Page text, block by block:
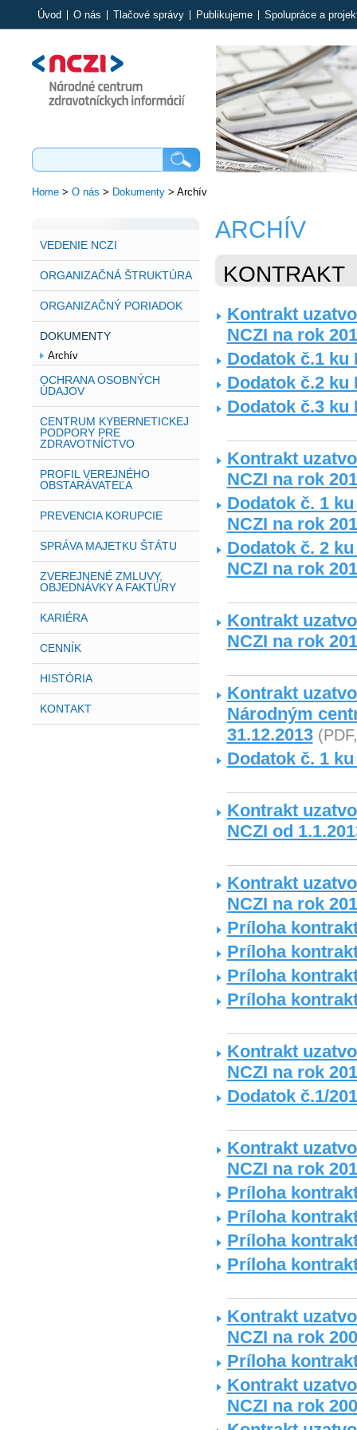
Úvod O nás Tlačové správy Publikujeme Spolupráce a
Home> O nás > Dokumenty> Archív
VEDENIE NCZI
ORGANIZAČNÁ ŠTRUKTÚRA
ORGANIZAČNÝ PORIADOK
DOKUMENTY
Archív
OCHRANA OSOBNÝCH
ÚDAJOV
CENTRUM KYBERNETICKEJ
PODPORY PRE
ZDRAVOTNÍCTVO
PROFIL VEREJNÉHO
OBSTARÁVATEĽA
PREVENCIA KORUPCIE
SPRÁVA MAJETKU ŠTÁTU
ZVEREJNENÉ ZMLUVY,
OBJEDNÁVKY A FAKTÚRY
KARIÉRA
CENNÍK
HISTÓRIA
KONTAKT
ARCHÍV
KONTRAKT
Kontrakt
NCZI na rok
Dodatok č.1 ku
Dodatok č.2 ku
Dodatok č.3 ku
Kontrakt
NCZI na rok
Dodatok č. 1
NCZI na rok
Dodatok č. 2
NCZI na rok
Kontrakt
NCZI na rok
Kontrakt
Národným
31.12.2013
Dodatok č. 1
Kontrakt
NCZI od
Kontrakt
NCZI na rok
Príloha
Príloha
Príloha
Príloha
Kontrakt
NCZI na rok
Dodatok č.1/
Kontrakt
NCZI na rok
Príloha
Príloha
Príloha
Príloha
Kontrakt
NCZI na rok
Príloha
Kontrakt
NCZI na rok